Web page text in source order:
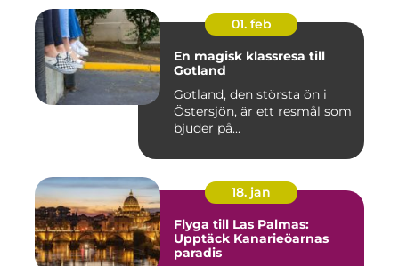
01. feb
En magisk klassresa till
Gotland
Gotland, den största ön i
Östersjön, är ett resmål som
bjuder på...
18. jan
Flyga till Las Palmas:
Upptäck Kanarieöarnas
paradis